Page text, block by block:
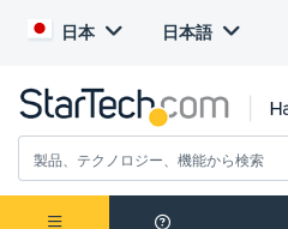
日本 日本語